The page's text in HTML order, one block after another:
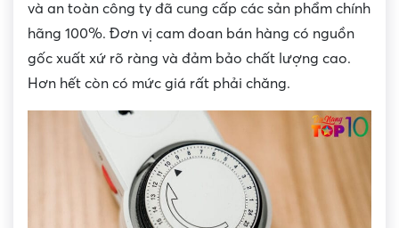
và an toàn công ty đã cung cấp các sản phẩm chính
hãng 100%. Đơn vị cam đoan bán hàng có nguồn
gốc xuất xứ rõ ràng và đảm bảo chất lượng cao.
Hơn hết còn có mức giá rất phải chăng.